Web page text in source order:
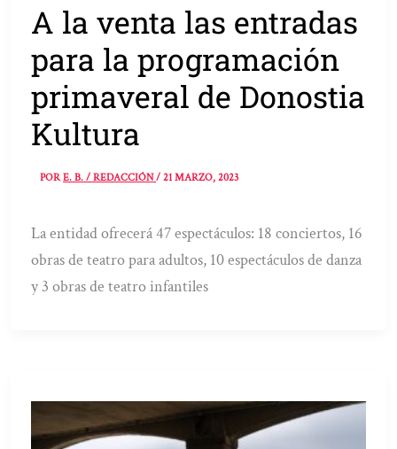
A la venta las entradas
para la programación
primaveral de Donostia
Kultura
PORE. B. / REDACCIÓN/21 MARZO, 2023
La entidad ofrecerá 47 espectáculos: 18 conciertos, 16
obras de teatro para adultos, 10 espectáculos de danza
y 3 obras de teatro infantiles